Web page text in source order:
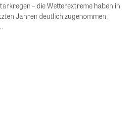
– die Wetterextreme haben in
Jahren deutlich zugenommen.